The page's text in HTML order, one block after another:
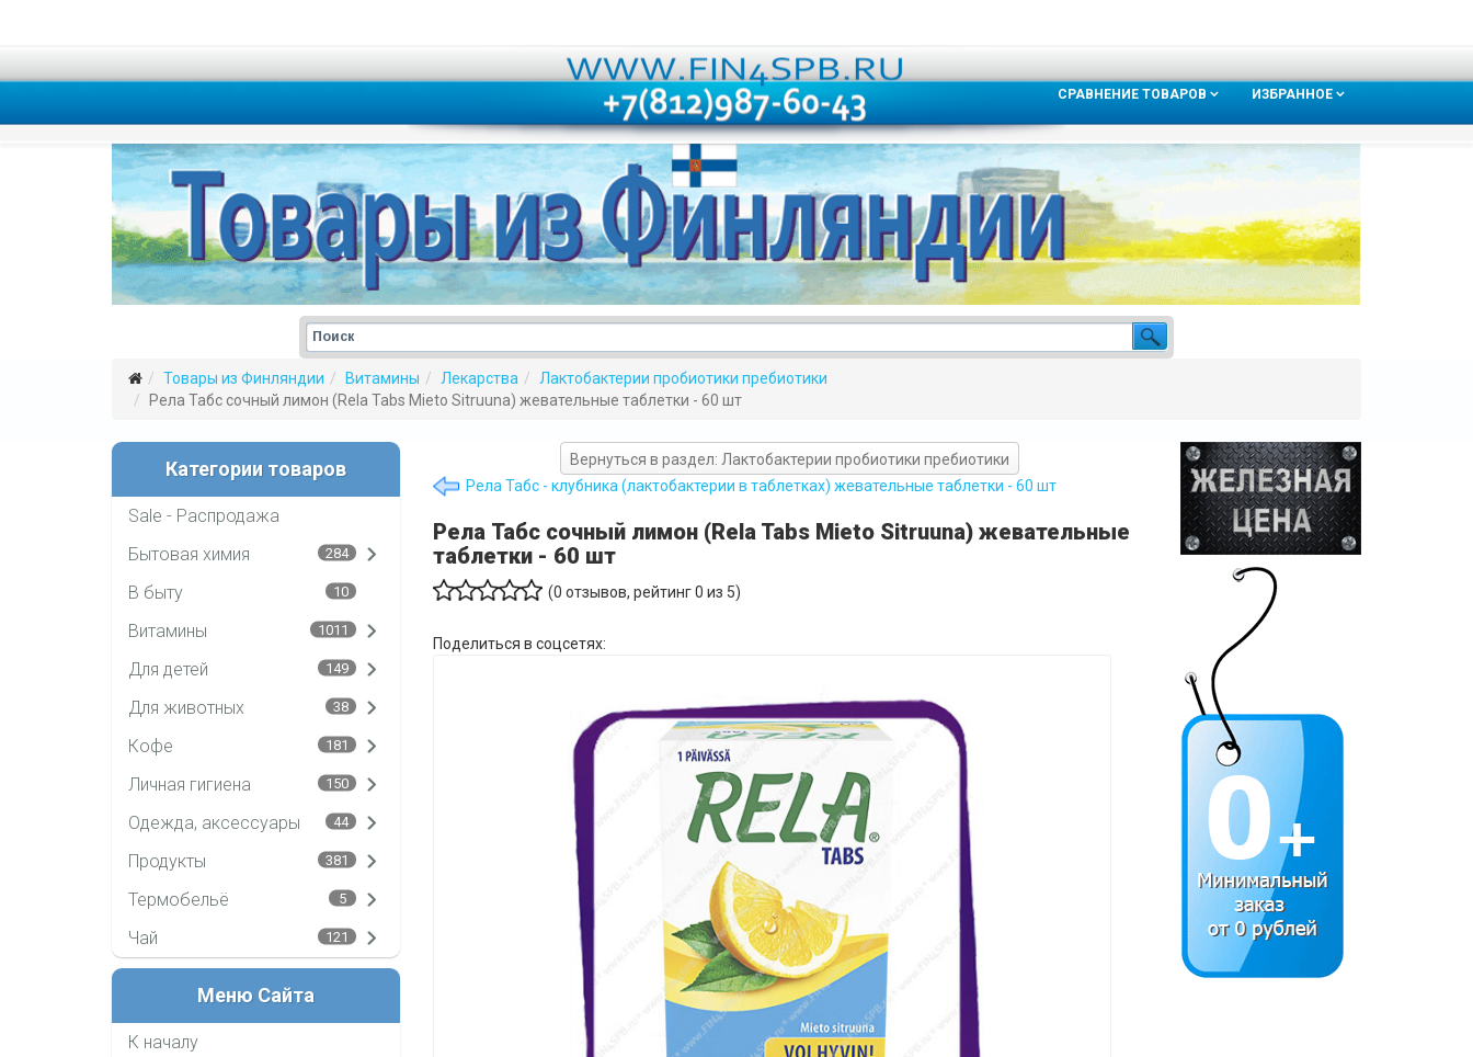
СРАВНЕНИЕ ТОВАРОВ ИЗБРАННОЕ
Товары из Финляндии Витамины Лекарства
Лактобактерии пробиотики пребиотики
Рела Табс сочный лимон (Rela Tabs Mieto Sitruuna) жевательные таблетки - 60 шт
Категории товаров
Sale - Распродажа
Бытовая химия
284
В быту 10
Витамины 1011
Для детей 149
Для животных 38
Кофе 181
Личная гигиена 150
Одежда, аксессуары 44
Продукты 381
Термобельё 5
Чай 121
Меню Сайта
К началу
Вернуться в раздел: Лактобактерии пробиотики пребиотики
Рела Табс - клубника (лактобактерии в таблетках) жевательные таблетки - 60 шт
Рела Табс сочный лимон (Rela Tabs Mieto Sitruuna) жевательные
таблетки - 60 шт
(0 отзывов, рейтинг0 из 5)
Поделиться в соцсетях: